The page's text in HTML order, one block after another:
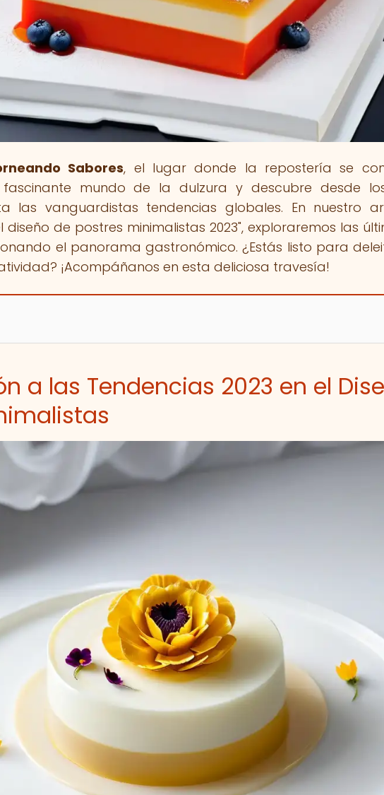
Sabores, el lugar donde la repostería se
mundo de la dulzura y descubre desde
las vanguardistas tendencias globales. En nuestro
diseño de postres minimalistas 2023", exploraremos las
el panorama gastronómico. ¿Estás listo para
¡Acompáñanos en esta deliciosa travesía!
a las Tendencias 2023 en el